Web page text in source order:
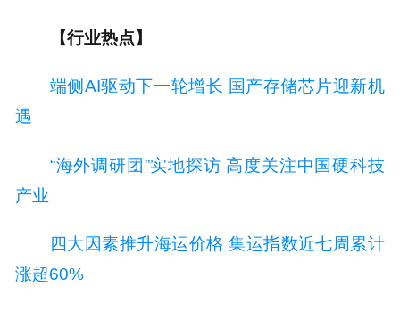
【行业热点】
端侧AI驱动下一轮增长 国产存储芯片迎新机
遇
“海外调研团”实地探访 高度关注中国硬科技
产业
四大因素推升海运价格 集运指数近七周累计
涨超60%